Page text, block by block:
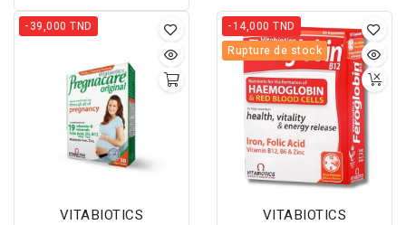
- 90 comprimés
-39,000 TND
VITABIOTICS
-14,000 TND
Rupture de stock
VITABIOTICS